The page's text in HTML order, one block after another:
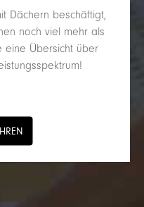
Dächern beschäftigt,
noch viel mehr als
eine Übersicht über